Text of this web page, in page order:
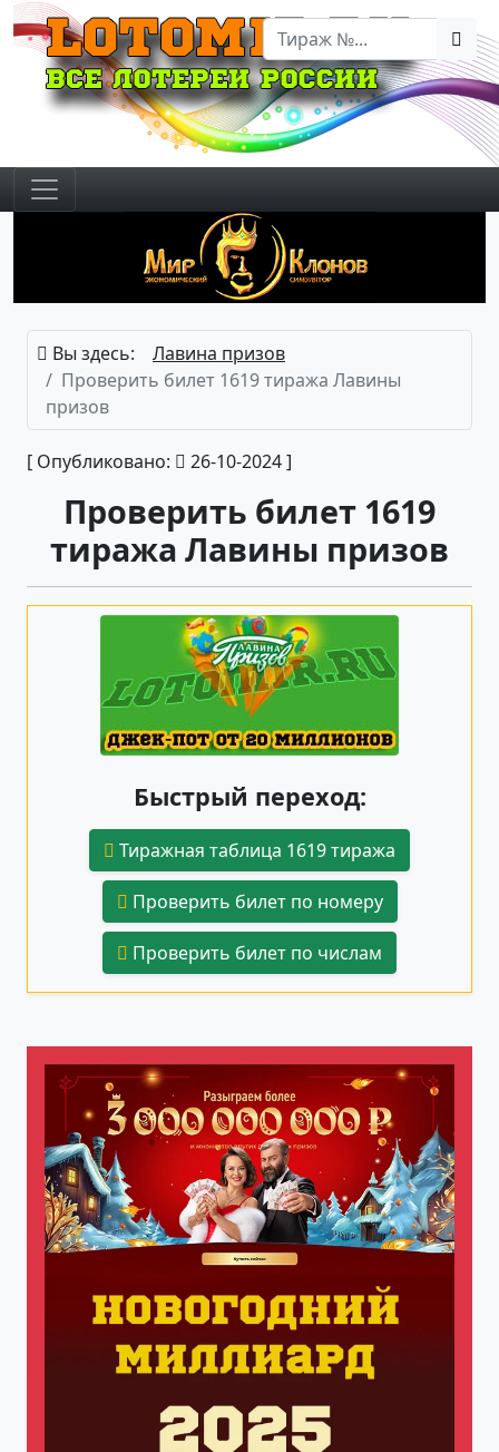
Вы здесь:
Лавина призов
Проверить билет 1619 тиража Лавины
призов
[ Опубликовано: 26-10-2024 ]
Проверить билет 1619
тиража Лавины призов
Быстрый переход:
Тиражная таблица 1619 тиража
Проверить билет по номеру
Проверить билет по числам